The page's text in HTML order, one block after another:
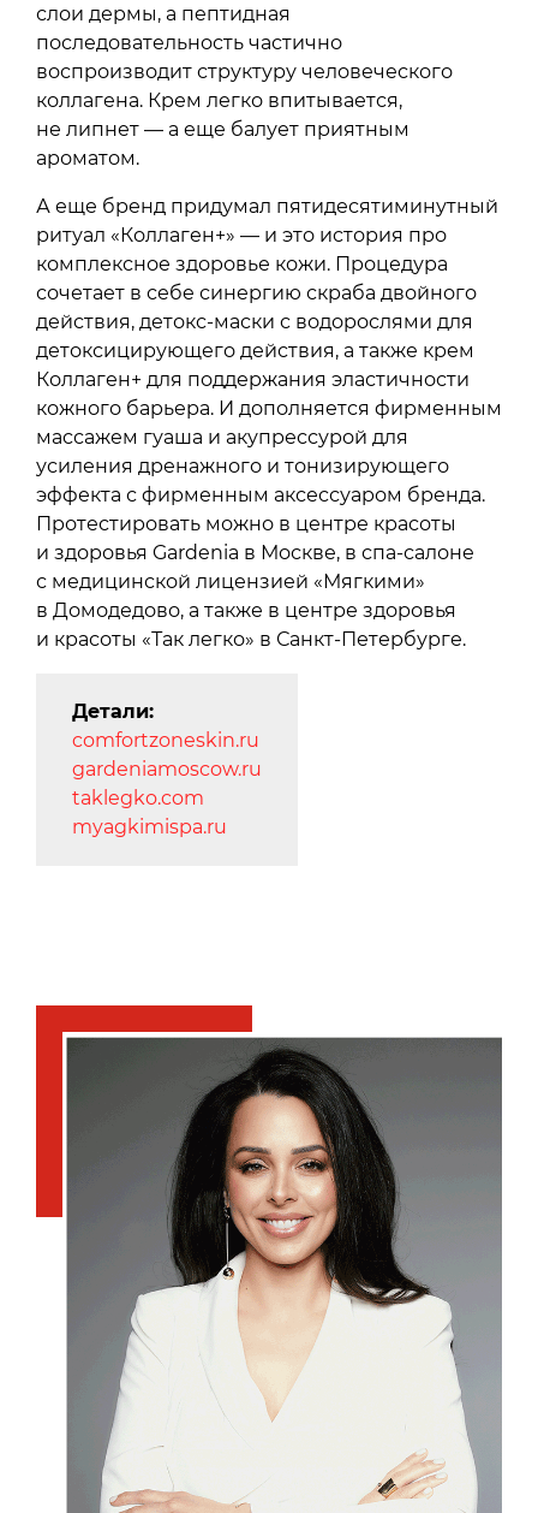
слои дермы, а пептидная
последовательность частично
воспроизводит структуру человеческого
коллагена. Крем легко впитывается,
не липнет — а еще балует приятным
ароматом.
А еще бренд придумал пятидесятиминутный
ритуал «Коллаген+» — и это история про
комплексное здоровье кожи. Процедура
сочетает в себе синергию скраба двойного
действия, детокс-маски с водорослями для
детоксицирующего действия, а также крем
Коллаген+ для поддержания эластичности
кожного барьера. И дополняется фирменным
массажем гуаша и акупрессурой для
усиления дренажного и тонизирующего
эффекта с фирменным аксессуаром бренда.
Протестировать можно в центре красоты
и здоровья Gardenia в Москве, в спа-салоне
с медицинской лицензией «Мягкими»
в Домодедово, а также в центре здоровья
и красоты «Так легко» в Санкт-Петербурге.
Детали:
comfortzoneskin.ru
gardeniamoscow.ru
taklegko.com
myagkimispa.ru